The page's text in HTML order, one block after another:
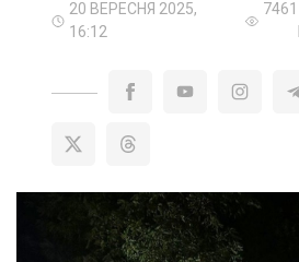
20 ВЕРЕСНЯ 2025,
16:12
7461